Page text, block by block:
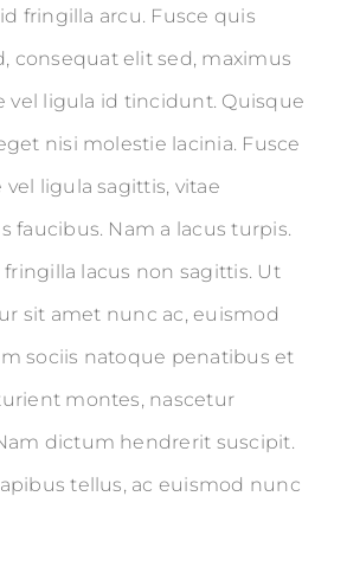
fringilla arcu. Fusce quis
consequat elit sed, maximus
vel ligula id tincidunt. Quisque
nisi molestie lacinia. Fusce
ligula sagittis, vitae
faucibus. Nam a lacus turpis.
lacus non sagittis. Ut
sit amet nunc ac, euismod
sociis natoque penatibus et
montes, nascetur
dictum hendrerit suscipit.
tellus, ac euismod nunc